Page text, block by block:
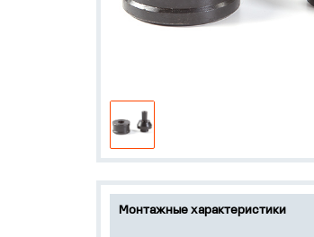
Монтажные характеристики